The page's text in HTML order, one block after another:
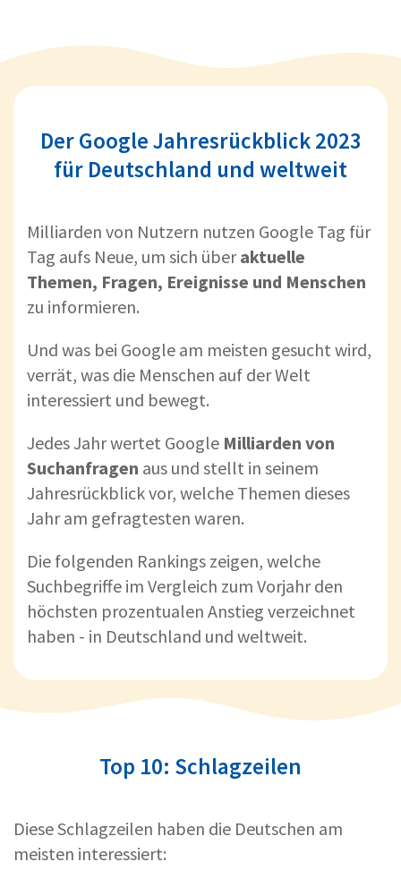
Der Google Jahresrückblick 2023
für Deutschland und weltweit
Milliarden von Nutzern nutzen Google Tag für
Tag aufs Neue, um sich überaktuelle
Themen, Fragen, Ereignisse und Menschen
zu informieren.
Und was bei Google am meisten gesucht wird,
verrät, was die Menschen auf der Welt
interessiert und bewegt.
Jedes Jahr wertet Google Milliarden von
Suchanfragen aus und stellt in seinem
Jahresrückblick vor, welche Themen dieses
Jahr am gefragtesten waren.
Die folgenden Rankings zeigen, welche
Suchbegriffe im Vergleich zum Vorjahr den
höchsten prozentualen Anstieg verzeichnet
haben - in Deutschland und weltweit.
Top 10: Schlagzeilen
Diese Schlagzeilen haben die Deutschen am
meisten interessiert: